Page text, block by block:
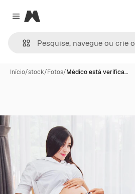
Close menu
Magnific
Início/stock/Fotos/Médico está verifica…